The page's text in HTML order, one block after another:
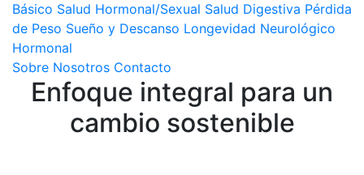
Básico Salud Hormonal/Sexual Salud Digestiva Pérdida
de Peso Sueño y Descanso Longevidad Neurológico
Hormonal
Sobre Nosotros Contacto
Enfoque integral para un
cambio sostenible